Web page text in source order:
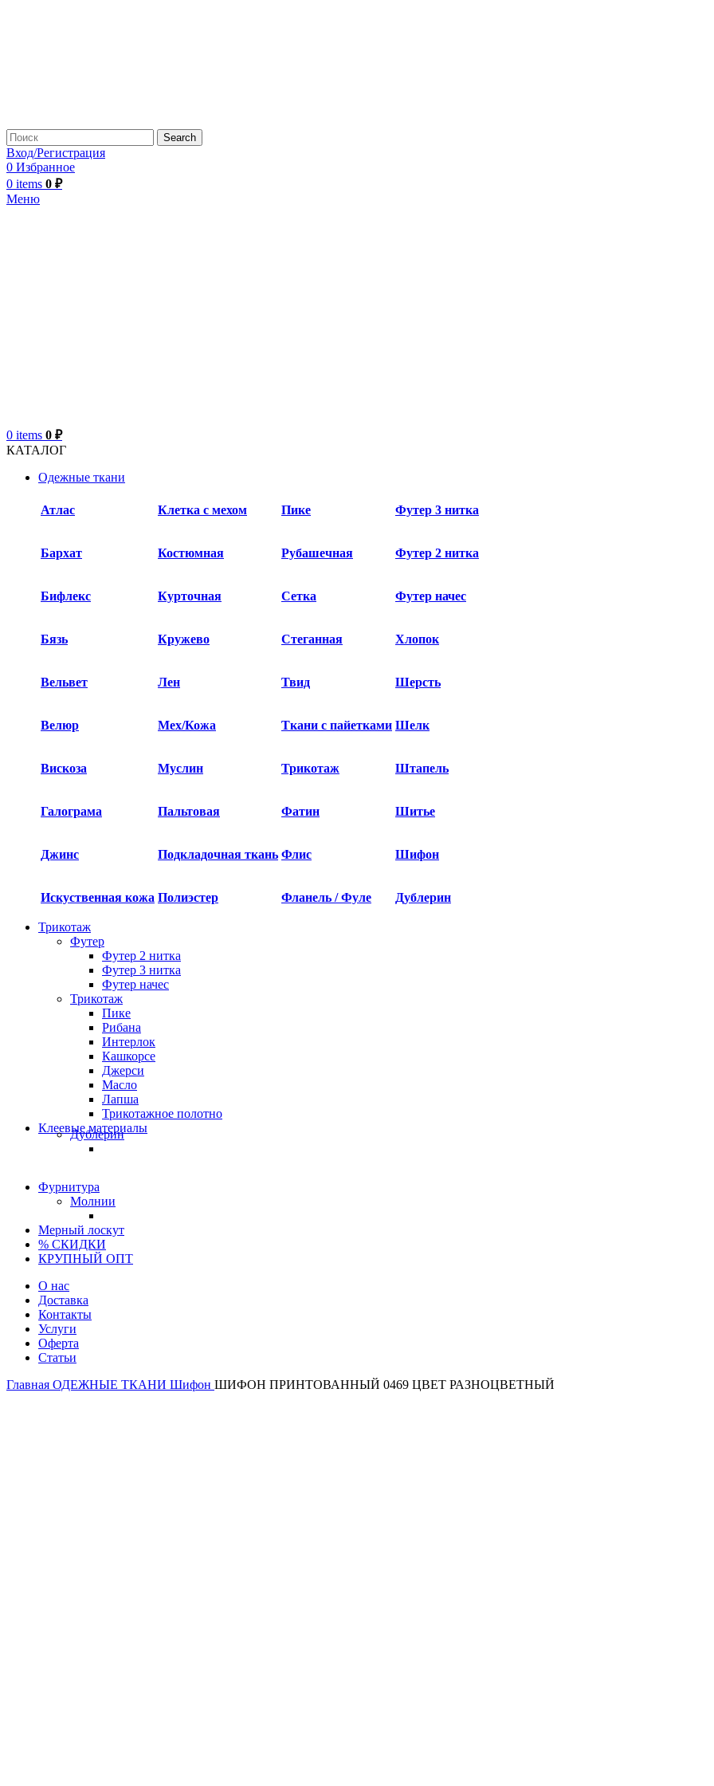
Search
Вход/Регистрация
0 Избранное
0 items 0 ₽
Меню
0 items 0 ₽
КАТАЛОГ
Одежные ткани
Атлас Клетка с мехом Пике Футер 3 нитка
Бархат​ Костюмная Рубашечная Футер 2 нитка
Бифлекс Курточная Сетка Футер начес
Бязь Кружево Стеганная Хлопок
Вельвет Лен Твид Шерсть
Велюр Мех/Кожа Ткани с пайетками Шелк
Вискоза Муслин Трикотаж Штапель
Галограма Пальтовая Фатин Шитье
Джинс Подкладочная ткань Флис Шифон
Искуственная кожа Полиэстер Фланель / Фуле Дублерин
Трикотаж
Футер
Футер 2 нитка​
Футер 3 нитка​
Футер начес
Трикотаж
Пике
Рибана
Интерлок
Кашкорсе
Джерси
Масло
Лапша
Трикотажное полотно
Клеевые материалы
Дублерин
Фурнитура
Молнии
Мерный лоскут
% СКИДКИ
КРУПНЫЙ ОПТ
О нас
Доставка
Контакты
Услуги
Оферта
Статьи
Главная ОДЕЖНЫЕ ТКАНИ Шифон ШИФОН ПРИНТОВАННЫЙ 0469 ЦВЕТ РАЗНОЦВЕТНЫЙ